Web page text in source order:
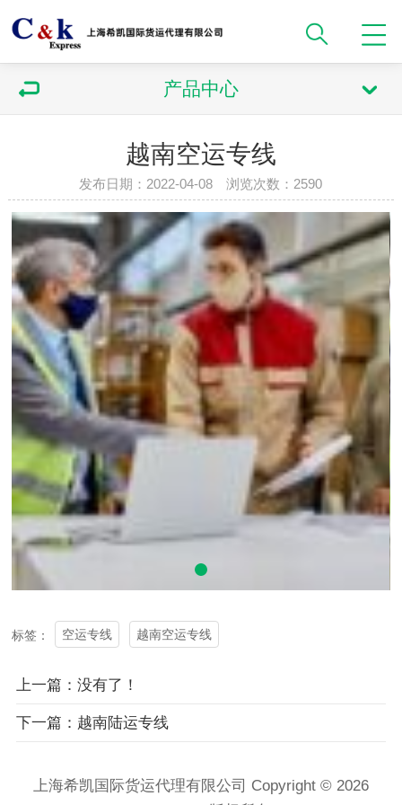
产品中心
越南空运专线
发布日期：2022-04-08 浏览次数：2590
标签： 空运专线 越南空运专线
上一篇：没有了！
下一篇：越南陆运专线
上海希凯国际货运代理有限公司 Copyright © 2026